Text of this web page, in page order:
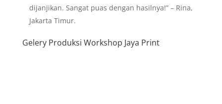
dijanjikan. Sangat puas dengan hasilnya!” – Rina,
Jakarta Timur.
Gelery Produksi Workshop Jaya Print